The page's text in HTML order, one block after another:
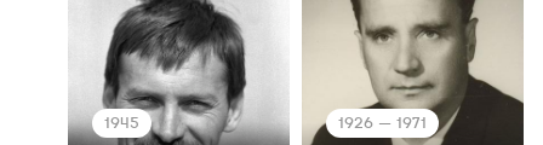
1945 1926 — 1971